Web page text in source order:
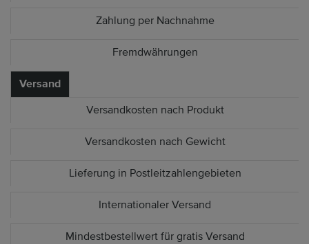
Zahlung per Nachnahme
Fremdwährungen
Versand
Versandkosten nach Produkt
Versandkosten nach Gewicht
Lieferung in Postleitzahlengebieten
Internationaler Versand
Mindestbestellwert für gratis Versand